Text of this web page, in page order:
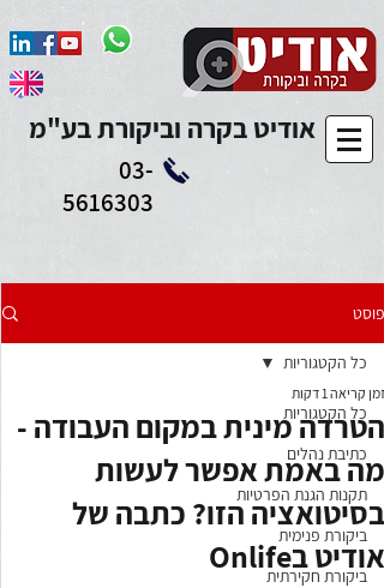
Add to Calendar
אודיט בקרה וביקורת בע"מ
03-
5616303
פוסט
כל הקטגוריות
כתיבת נהלים
תקנות הגנת הפרטיות
ביקורת פנימית
ביקורת חקירתית
כל הקטגוריות
הטרדה מינית במקום העבודה -
מה באמת אפשר לעשות
בסיטואציה הזו? כתבה של
אודיט בOnlife
זמן קריאה 1 דקות